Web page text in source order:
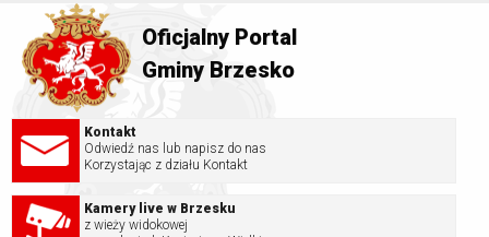
Oficjalny Portal
Gminy Brzesko
Kontakt
Odwiedź nas lub napisz do nas
Korzystając z działu Kontakt
Kamery live w Brzesku
z wieży widokowej